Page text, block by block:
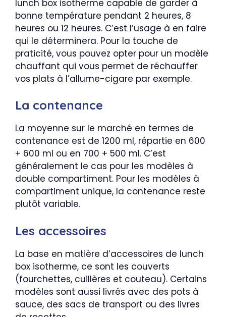
lunch box isotherme capable de garder à
bonne température pendant 2 heures, 8
heures ou 12 heures. C’est l’usage à en faire
qui le déterminera. Pour la touche de
praticité, vous pouvez opter pour un modèle
chauffant qui vous permet de réchauffer
vos plats à l’allume-cigare par exemple.
La contenance
La moyenne sur le marché en termes de
contenance est de 1200 ml, répartie en 600
+ 600 ml ou en 700 + 500 ml. C’est
généralement le cas pour les modèles à
double compartiment. Pour les modèles à
compartiment unique, la contenance reste
plutôt variable.
Les accessoires
La base en matière d’accessoires de lunch
box isotherme, ce sont les couverts
(fourchettes, cuillères et couteau). Certains
modèles sont aussi livrés avec des pots à
sauce, des sacs de transport ou des livres